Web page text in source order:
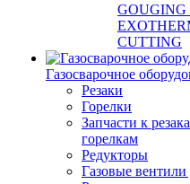
GOUGING
CUTTING
Газосварочное
Резаки
Горелки
Запчасти к
горелкам
Редукторы
Газовые вентили